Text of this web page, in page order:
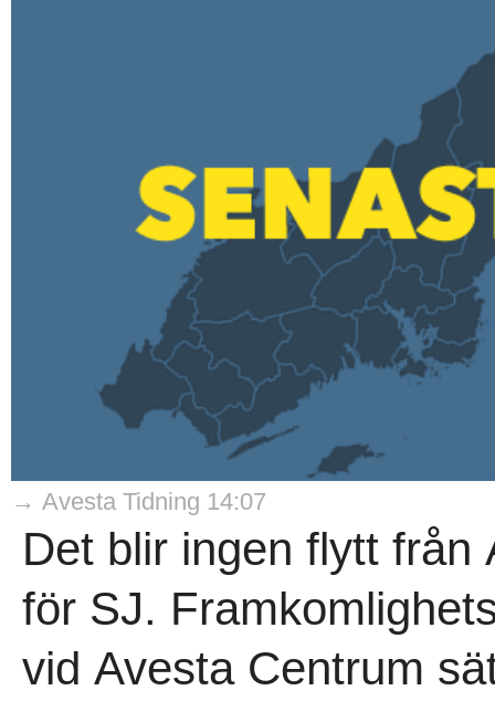
→ Avesta Tidning 14:07
Det blir ingen flytt från
för SJ.
vid Avesta Centrum